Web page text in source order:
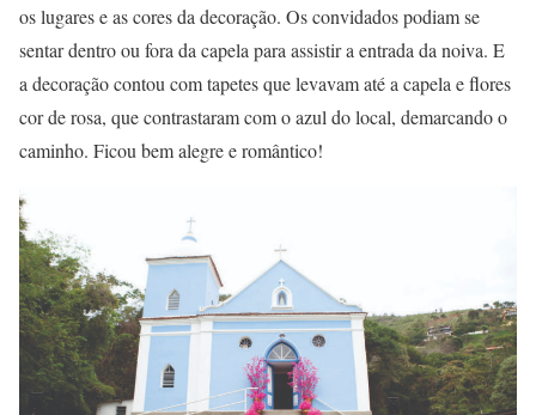
os lugares e as cores da decoração. Os convidados podiam se
sentar dentro ou fora da capela para assistir a entrada da noiva. E
a decoração contou com tapetes que levavam até a capela e flores
cor de rosa, que contrastaram com o azul do local, demarcando o
caminho. Ficou bem alegre e romântico!